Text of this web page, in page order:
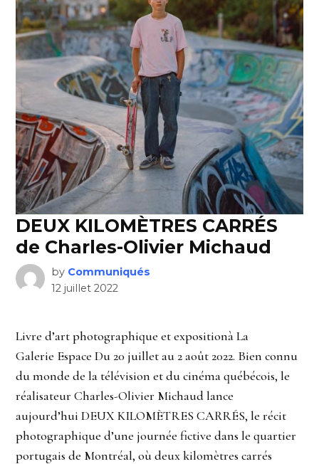
DEUX KILOMÈTRES CARRÉS
de Charles-Olivier Michaud
by Communiqués
12 juillet 2022
Livre d’art photographique et expositionà La
Galerie Espace Du 20 juillet au 2 août 2022. Bien connu
du monde de la télévision et du cinéma québécois, le
réalisateur Charles-Olivier Michaud lance
aujourd’hui DEUX KILOMÈTRES CARRÉS, le récit
photographique d’une journée fictive dans le quartier
portugais de Montréal, où deux kilomètres carrés